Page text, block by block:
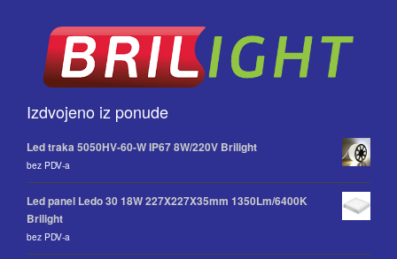
Izdvojeno iz ponude
Led traka 5050HV-60-W IP67 8W/220V Brilight
bez PDV-a
Led panel Ledo 30 18W 227X227X35mm 1350Lm/6400K
Brilight
bez PDV-a